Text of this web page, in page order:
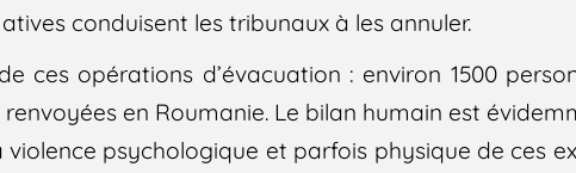
conduisent les tribunaux à les annuler.
ces opérations d’évacuation : environ 1500
renvoyées en Roumanie. Le bilan humain est
violence psychologique et parfois physique de ces